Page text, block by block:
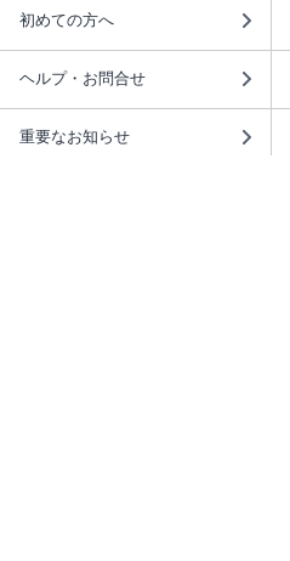
初めての方へ
ヘルプ・お問合せ
重要なお知らせ